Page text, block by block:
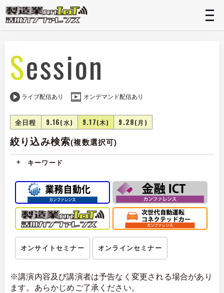
Session
全日程 9.16(水) 9.17(木) 9.28(月)
ライブ配信あり オンデマンド配信あり
絞り込み検索(複数選択可)
キーワード
オンサイトセミナー オンラインセミナー
※講演内容及び講演者は予告なく変更される場合があり
ます。あらかじめご了承ください。